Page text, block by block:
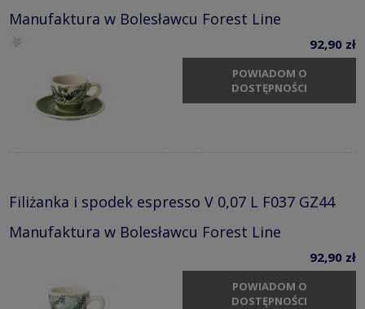
Manufaktura w Bolesławcu Forest Line
92,90 zł
POWIADOM O
DOSTĘPNOŚCI
Filiżanka i spodek espresso V 0,07 L F037 GZ44
Manufaktura w Bolesławcu Forest Line
92,90 zł
POWIADOM O
DOSTĘPNOŚCI